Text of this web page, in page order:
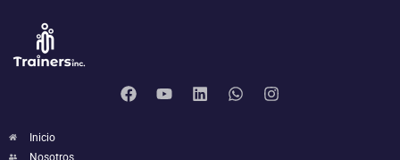
Inicio
Nosotros